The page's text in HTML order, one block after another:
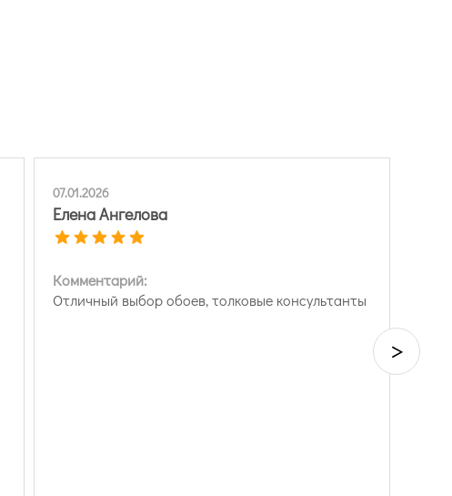
07.01.2026
Елена Ангелова
Комментарий:
Отличный выбор обоев, толковые консультанты
>